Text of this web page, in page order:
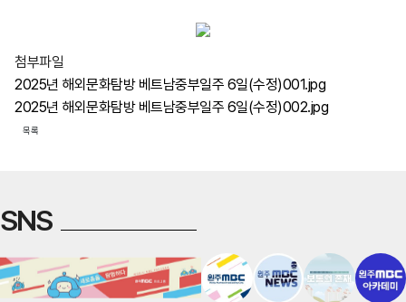
첨부파일
2025년 해외문화탐방 베트남중부일주 6일(수정)001.jpg
2025년 해외문화탐방 베트남중부일주 6일(수정)002.jpg
목록
SNS